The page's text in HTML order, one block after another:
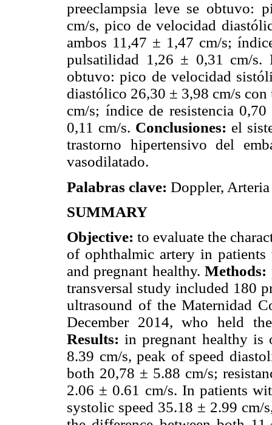
preeclampsia leve se obtuvo:
cm/s, pico de velocidad
ambos 11,47 ± 1,47 cm/s;
pulsatilidad 1,26 ± 0,31 cm/s.
obtuvo: pico de velocidad
diastólico 26,30 ± 3,98 cm/s
cm/s; índice de resistencia
0,11 cm/s. Conclusiones: el
trastorno hipertensivo del
vasodilatado.
Palabras clave: Doppler,
SUMMARY
Objective: to evaluate the
of ophthalmic artery in
and pregnant healthy.Methods:
transversal study included 180
ultrasound of the Maternidad
December 2014, who held
Results: in pregnant healthy is
8.39 cm/s, peak of speed
both 20,78 ± 5.88 cm/s;
2.06 ± 0.61 cm/s. In patients
systolic speed 35.18 ± 2.99